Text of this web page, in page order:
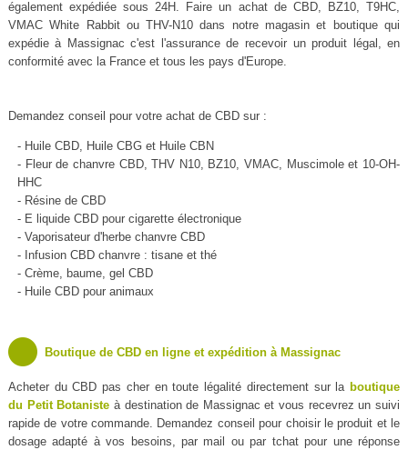
également expédiée sous 24H. Faire un achat de CBD, BZ10, T9HC,
VMAC White Rabbit ou THV-N10 dans notre magasin et boutique qui
expédie à Massignac c'est l'assurance de recevoir un produit légal, en
conformité avec la France et tous les pays d'Europe.
Demandez conseil pour votre achat de CBD sur :
- Huile CBD, Huile CBG et Huile CBN
- Fleur de chanvre CBD, THV N10, BZ10, VMAC, Muscimole et 10-OH-
HHC
- Résine de CBD
- E liquide CBD pour cigarette électronique
- Vaporisateur d'herbe chanvre CBD
- Infusion CBD chanvre : tisane et thé
- Crème, baume, gel CBD
- Huile CBD pour animaux
Boutique de CBD en ligne et expédition à Massignac
Acheter du CBD pas cher en toute légalité directement sur la boutique
du Petit Botaniste à destination de Massignac et vous recevrez un suivi
rapide de votre commande. Demandez conseil pour choisir le produit et le
dosage adapté à vos besoins, par mail ou par tchat pour une réponse